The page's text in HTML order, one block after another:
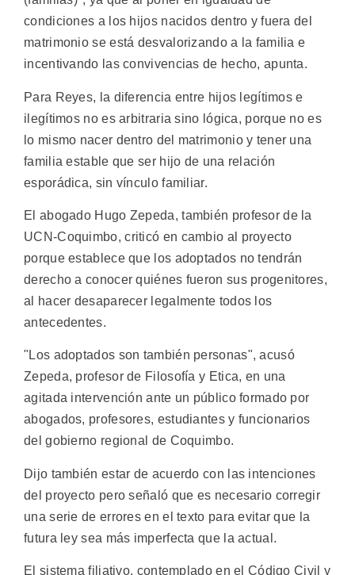
condiciones a los hijos nacidos dentro y fuera del
matrimonio se está desvalorizando a la familia e
incentivando las convivencias de hecho, apunta.
Para Reyes, la diferencia entre hijos legítimos e
ilegítimos no es arbitraria sino lógica, porque no es
lo mismo nacer dentro del matrimonio y tener una
familia estable que ser hijo de una relación
esporádica, sin vínculo familiar.
El abogado Hugo Zepeda, también profesor de la
UCN-Coquimbo, criticó en cambio al proyecto
porque establece que los adoptados no tendrán
derecho a conocer quiénes fueron sus progenitores,
al hacer desaparecer legalmente todos los
antecedentes.
"Los adoptados son también personas", acusó
Zepeda, profesor de Filosofía y Etica, en una
agitada intervención ante un público formado por
abogados, profesores, estudiantes y funcionarios
del gobierno regional de Coquimbo.
Dijo también estar de acuerdo con las intenciones
del proyecto pero señaló que es necesario corregir
una serie de errores en el texto para evitar que la
futura ley sea más imperfecta que la actual.
El sistema filiativo, contemplado en el Código Civil y